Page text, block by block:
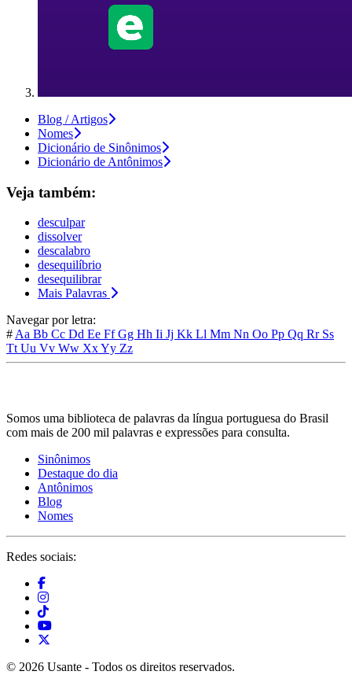
Blog / Artigos
Nomes
Dicionário de Sinônimos
Dicionário de Antônimos
Veja também:
desculpar
dissolver
descalabro
desequilíbrio
desequilibrar
Mais Palavras
Navegar por letra:
# Aa Bb Cc Dd Ee FfGg Hh Ii Jj Kk Ll Mm Nn Oo Pp Qq Rr Ss
Tt Uu Vv Ww XxYy Zz
Somos uma biblioteca de palavras da língua portuguesa do Brasil
com mais de 200 mil palavras e expressões para consulta.
Sinônimos
Destaque do dia
Antônimos
Blog
Nomes
Redes sociais:
© 2026 Usante - Todos os direitos reservados.